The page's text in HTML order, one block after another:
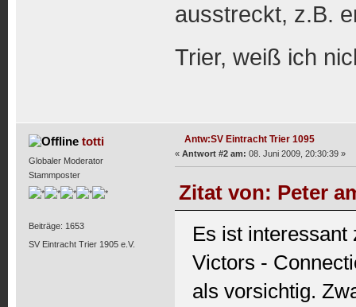
ausstreckt, z.B.
Trier, weiß ich
totti
Globaler Moderator
Stammposter
Beiträge: 1653
SV Eintracht Trier 1905 e.V.
Antw:SV Eintracht Trier 1095
« Antwort #2 am: 08. Juni 2009, 20:30:39 »
Zitat von: Peter
Es ist interessant
Victors -
als vorsichtig.